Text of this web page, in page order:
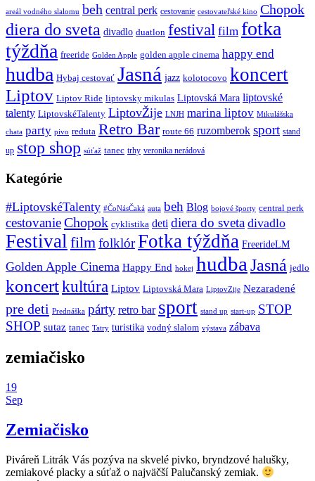
areál vodného slalomu beh central perk cestovanie cestovateľské kino Chopok
diera do sveta divadlo duatlon festival film fotka
týždňa freeride Golden Apple golden apple cinema happy end
hudba Hybaj cestovať Jasná jazz kolotocovo koncert
Liptov Liptov Ride liptovsky mikulas Liptovská Mara liptovské
talenty LiptovskéTalenty LiptovŽije LNJH marina liptov Mikulášska
chata party pivo reduta Retro Bar route 66 ruzomberok sport stand
up stop shop súťaž tanec trhy veronika nerádová
Kategórie
#LiptovskéTalenty #ČoNásČaká auta beh Blog bojové športy central perk
cestovanieChopok cyklistika deti diera do sveta divadlo
Festival filmfolklórFotka týždňa FreerideLM
Golden Apple Cinema Happy End hokej hudba Jasná jedlo
koncertkultúra Liptov Liptovská Mara LiptovZije Nezaradené
pre deti Prednáška párty retro bar sport stand up start-up STOP
SHOP sutaz tanec Tatry turistika vodný slalom výstava zábava
zemiačisko
19
Sep
Zemiačisko
Piváreň Litrák Vás pozýva na skvelé pivko, bryndzové halušky,
zemiakové placky a súťaž o najväčší Palučanský zemiak.